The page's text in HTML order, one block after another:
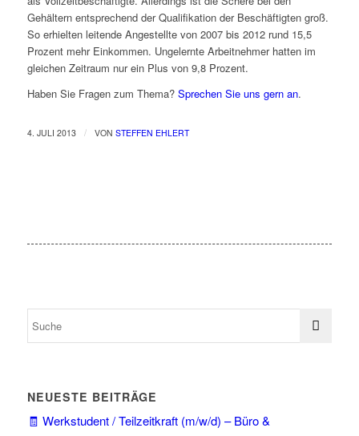
Gehältern entsprechend der Qualifikation der Beschäftigten groß.
So erhielten leitende Angestellte von 2007 bis 2012 rund 15,5
Prozent mehr Einkommen. Ungelernte Arbeitnehmer hatten im
gleichen Zeitraum nur ein Plus von 9,8 Prozent.
Haben Sie Fragen zum Thema? Sprechen Sie uns gern an.
4. JULI 2013 / VON STEFFEN EHLERT
NEUESTE BEITRÄGE
🧾 Werkstudent / Teilzeitkraft (m/w/d) – Büro &